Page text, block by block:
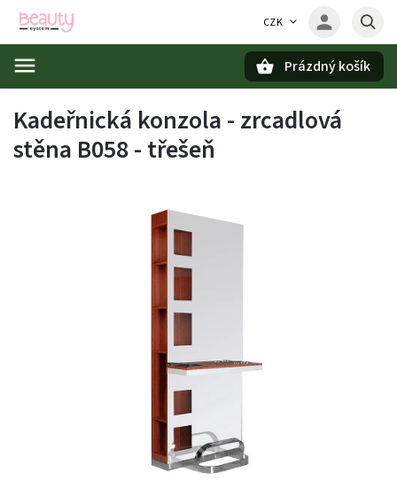
CZK
Prázdný košík
Kadeřnická konzola - zrcadlová
stěna B058 - třešeň